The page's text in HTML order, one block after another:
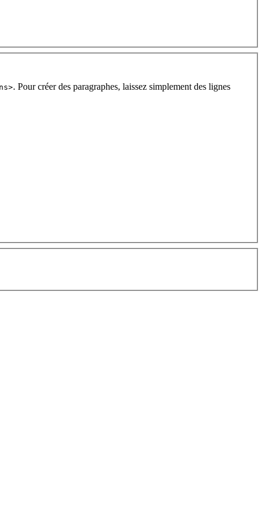
. Pour créer des paragraphes, laissez simplement des lignes